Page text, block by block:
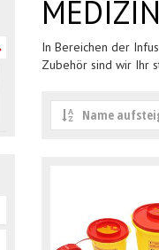
In Bereichen der
Zubehör sind wir Ihr
Name